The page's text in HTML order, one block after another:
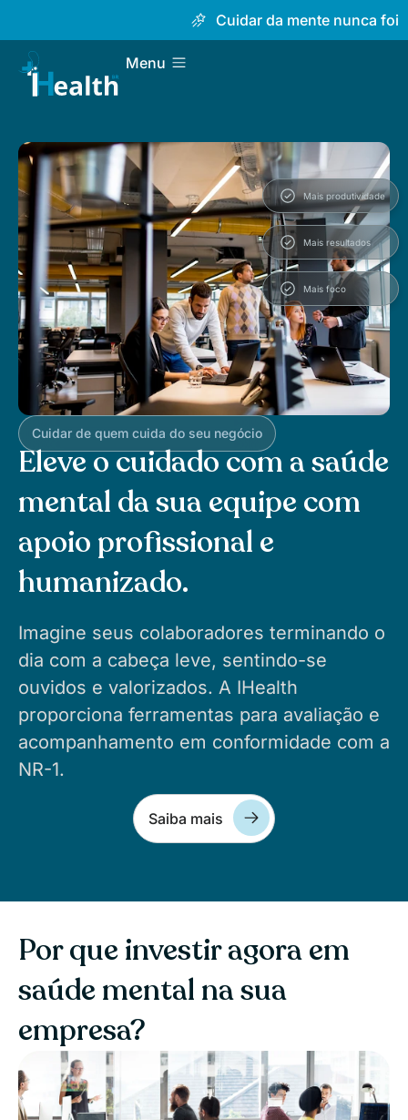
Cuidar da mente nunca foi tão
Menu
Cuidar de quem cuida do seu negócio
Eleve o cuidado com a saúde
mental da sua equipe com
apoio profissional e
humanizado.
Imagine seus colaboradores terminando o
dia com a cabeça leve, sentindo-se
ouvidos e valorizados. A IHealth
proporciona ferramentas para avaliação e
acompanhamento em conformidade com a
NR-1.
Saiba mais
Mais produtividade
Mais resultados
Mais foco
Por que investir agora em
saúde mental na sua
empresa?